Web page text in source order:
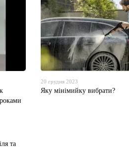
20 грудня 2023
Яку мінімийку вибрати?